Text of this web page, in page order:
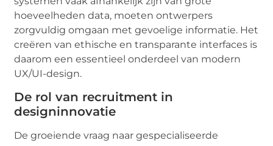
hoeveelheden data, moeten ontwerpers
zorgvuldig omgaan met gevoelige informatie. Het
creëren van ethische en transparante interfaces is
daarom een essentieel onderdeel van modern
UX/UI-design.
De rol van recruitment in
designinnovatie
De groeiende vraag naar gespecialiseerde